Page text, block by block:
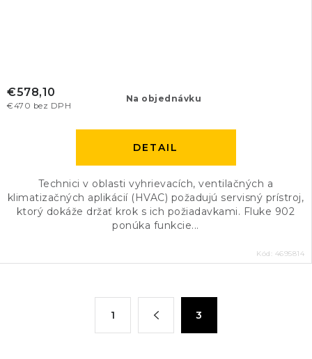
Na objednávku
€470 bez DPH
€578,10
DETAIL
Technici v oblasti vyhrievacích, ventilačných a
klimatizačných aplikácií (HVAC) požadujú servisný prístroj,
ktorý dokáže držať krok s ich požiadavkami. Fluke 902
ponúka funkcie...
Kód: 4695814
1 3